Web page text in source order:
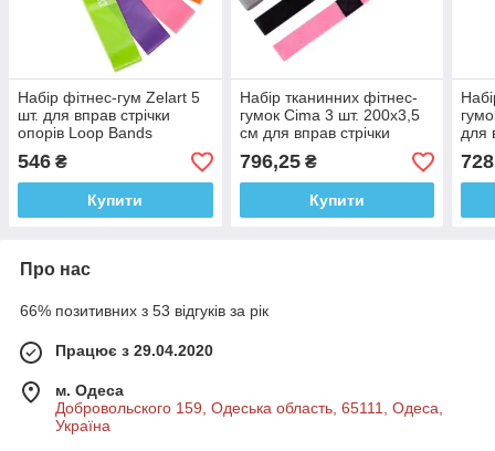
Набір фітнес-гум Zelart 5
шт. для вправ стрічки
опорів Loop Bands
546 ₴
Купити
Набір тканинних фітнес-
гумок Cima 3 шт. 200х3,5
см для вправ стрічки
опорів
796,25₴
Купити
для
728
Про нас
66% позитивних з 53 відгуків за рік
Працює з 29.04.2020
м. Одеса
Добровольского 159, Одеська область, 65111, Одеса,
Україна